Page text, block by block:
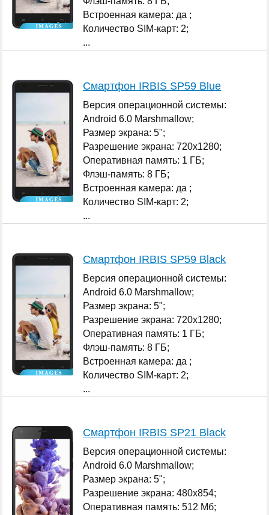
Встроенная камера: да ;
Количество SIM-карт: 2;
...
Смартфон IRBIS SP59 Blue
Версия операционной системы:
Android 6.0 Marshmallow;
Размер экрана: 5";
Разрешение экрана: 720x1280;
Оперативная память: 1 ГБ;
Флэш-память: 8 ГБ;
Встроенная камера: да ;
Количество SIM-карт: 2;
...
Смартфон IRBIS SP59 Black
Версия операционной системы:
Android 6.0 Marshmallow;
Размер экрана: 5";
Разрешение экрана: 720x1280;
Оперативная память: 1 ГБ;
Флэш-память: 8 ГБ;
Встроенная камера: да ;
Количество SIM-карт: 2;
...
Смартфон IRBIS SP21 Black
Версия операционной системы:
Android 6.0 Marshmallow;
Размер экрана: 5";
Разрешение экрана: 480x854;
Оперативная память: 512 Мб;